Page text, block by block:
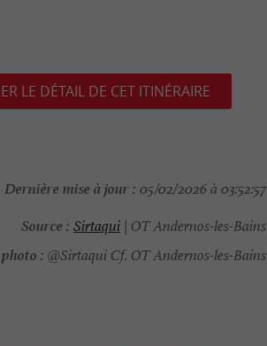
LE DÉTAIL DE CET ITINÉRAIRE
Dernière mise à jour : 05/02/2026 à 03:52:57
Source : Sirtaqui| OT Andernos-les-Bains
: @Sirtaqui Cf. OT Andernos-les-Bains